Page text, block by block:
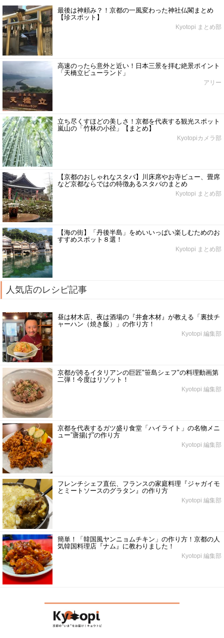
最後は神頼み？！京都の一風変わった神社仏閣まとめ
【珍スポット】
Kyotopi まとめ部
高速のったら意外と近い！日本三景を拝む絶景ポイント
「天橋立ビューランド」
アリー
立ち尽くすほどの美しさ！京都を代表する観光スポット
嵐山の「竹林の小径」【まとめ】
Kyotopiカメラ部
【京都のおしゃれなスタバ】川床席やお寺ビュー、畳席
など京都ならではの特徴あるスタバのまとめ
Kyotopi まとめ部
【海の街】「丹後半島」をめいいっぱい楽しむためのお
すすめスポット８選！
Kyotopi まとめ部
人気店のレシピ記事
昼は材木店、夜は酒場の『井倉木材』が教える「裏技チ
ャーハン（焼き飯）」の作り方！
Kyotopi 編集部
京都が誇るイタリアンの巨匠"笹島シェフ"の料理動画第
二弾！今度はリゾット！
Kyotopi 編集部
京都を代表するガツ盛り食堂「ハイライト」の名物メニ
ュー”唐揚げ”の作り方
Kyotopi 編集部
フレンチシェフ直伝、フランスの家庭料理『ジャガイモ
とミートソースのグラタン』の作り方
Kyotopi 編集部
簡単！「韓国風ヤンニョムチキン」の作り方！京都の人
気韓国料理店『ナム』に教わりました！
Kyotopi 編集部